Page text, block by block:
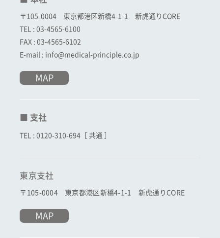
〒105-0004 東京都港区新橋4-1-1 新虎通りCORE
TEL : 03-4565-6100
FAX : 03-4565-6102
E-mail : info@medical-principle.co.jp
MAP
■ 支社
TEL : 0120-310-694［ 共通 ］
東京支社
〒105-0004 東京都港区新橋4-1-1 新虎通りCORE
MAP